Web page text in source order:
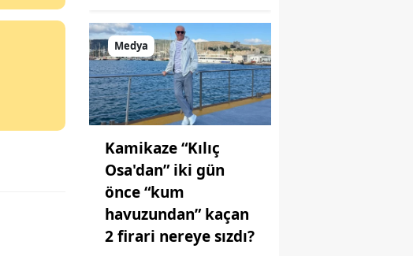
Medya
Kamikaze “Kılıç
Osa'dan” iki gün
önce “kum
havuzundan” kaçan
2 firari nereye sızdı?